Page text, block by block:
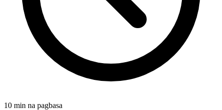
10 min na pagbasa